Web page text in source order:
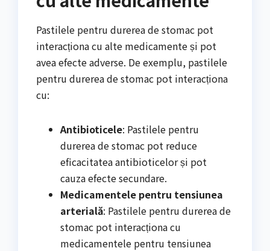
Pastilele pentru durerea de stomac pot
interacționa cu alte medicamente și pot
avea efecte adverse. De exemplu, pastilele
pentru durerea de stomac pot interacționa
cu:
Antibioticele: Pastilele pentru
durerea de stomac pot reduce
eficacitatea antibioticelor și pot
cauza efecte secundare.
Medicamentele pentru tensiunea
arterială: Pastilele pentru durerea de
stomac pot interacționa cu
medicamentele pentru tensiunea